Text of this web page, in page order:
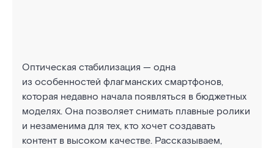
Оптическая стабилизация — одна
из особенностей флагманских смартфонов,
которая недавно начала появляться в бюджетных
моделях. Она позволяет снимать плавные ролики
и незаменима для тех, кто хочет создавать
контент в высоком качестве. Рассказываем,